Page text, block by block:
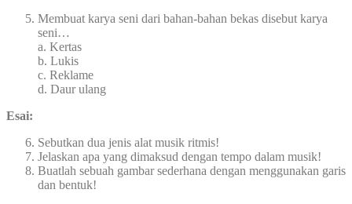
Membuat karya seni dari bahan-bahan bekas disebut karya
seni…
a. Kertas
b. Lukis
c. Reklame
d. Daur ulang
Esai:
Sebutkan dua jenis alat musik ritmis!
Jelaskan apa yang dimaksud dengan tempo dalam musik!
Buatlah sebuah gambar sederhana dengan menggunakan garis
dan bentuk!